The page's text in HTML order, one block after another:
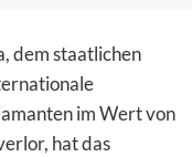
dem staatlichen
im Wert von
hat das